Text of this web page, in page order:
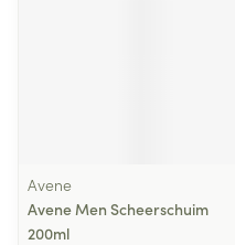
Avene
Avene Men Scheerschuim
200ml